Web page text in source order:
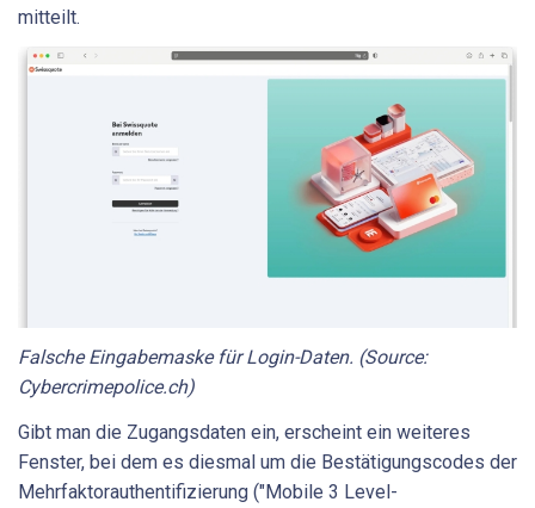
mitteilt.
Falsche Eingabemaske für Login-Daten. (Source:
Cybercrimepolice.ch)
Gibt man die Zugangsdaten ein, erscheint ein weiteres
Fenster, bei dem es diesmal um die Bestätigungscodes der
Mehrfaktorauthentifizierung ("Mobile 3 Level-